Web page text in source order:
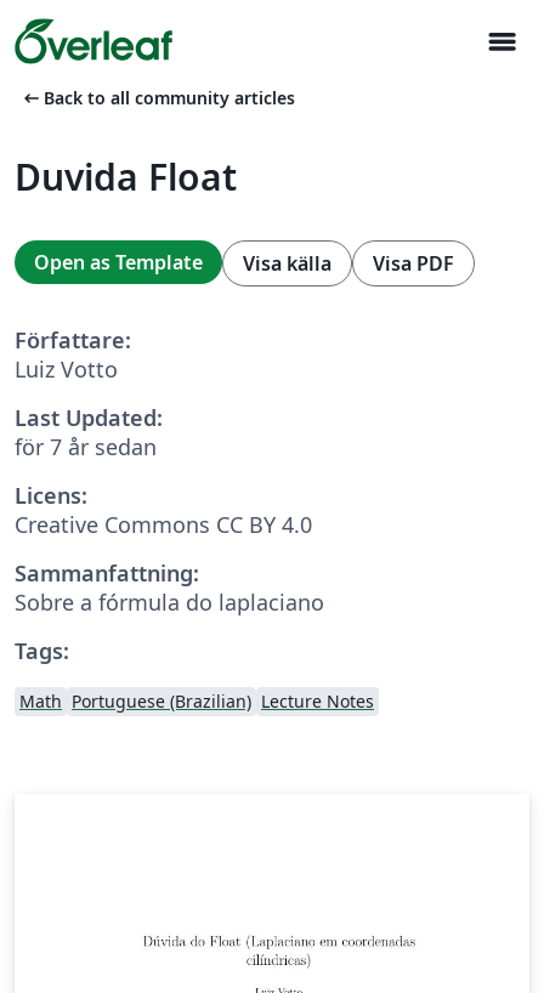
menu
arrow_left_alt Back to all community articles
Duvida Float
Open as Template Visa källa Visa PDF
Författare:
Luiz Votto
Last Updated:
för 7 år sedan
Licens:
Creative Commons CC BY 4.0
Sammanfattning:
Sobre a fórmula do laplaciano
Tags:
Math Portuguese (Brazilian) Lecture Notes